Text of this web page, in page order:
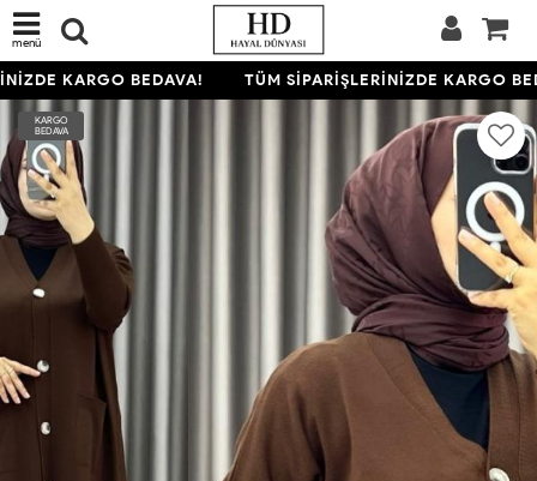
menü
KARGO BEDAVA! TÜM SİPARİŞLERİNİZDE KARGO
KARGO
BEDAVA